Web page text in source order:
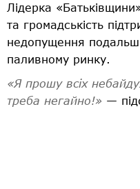
Лідерка
та громадськість
недопущення
паливному ринку.
«Я прошу всіх
треба негайно!» —